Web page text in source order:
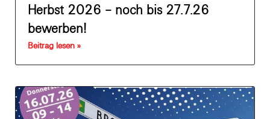
Herbst 2026 – noch bis 27.7.26
bewerben!
Beitrag lesen »